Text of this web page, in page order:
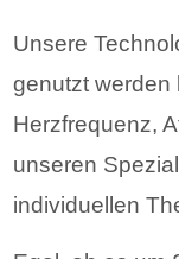
Unsere
genutzt werden
Herzfrequenz,
unseren
individuellen